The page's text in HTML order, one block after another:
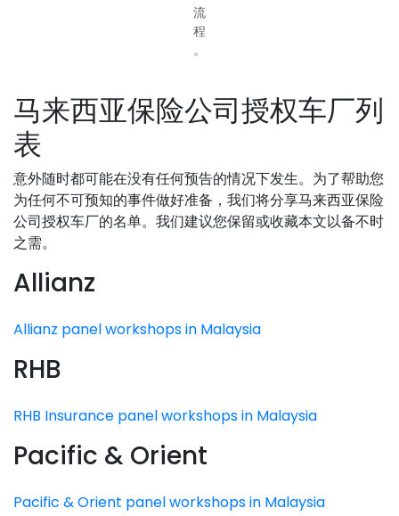
流
程
。
马来西亚保险公司授权车厂列
表
意外随时都可能在没有任何预告的情况下发生。为了帮助您
为任何不可预知的事件做好准备，我们将分享马来西亚保险
公司授权车厂的名单。我们建议您保留或收藏本文以备不时
之需。
Allianz
Allianz panel workshops in Malaysia
RHB
RHB Insurance panel workshops in Malaysia
Pacific & Orient
Pacific & Orient panel workshops in Malaysia